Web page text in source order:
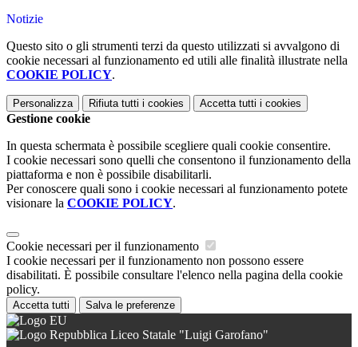
Notizie
Questo sito o gli strumenti terzi da questo utilizzati si avvalgono di
cookie necessari al funzionamento ed utili alle finalità illustrate nella
COOKIE POLICY.
Personalizza Rifiuta tutti i cookies Accetta tutti i cookies
Gestione cookie
In questa schermata è possibile scegliere quali cookie consentire.
I cookie necessari sono quelli che consentono il funzionamento della
piattaforma e non è possibile disabilitarli.
Per conoscere quali sono i cookie necessari al funzionamento potete
visionare la COOKIE POLICY.
Cookie necessari per il funzionamento
I cookie necessari per il funzionamento non possono essere
disabilitati. È possibile consultare l'elenco nella pagina della cookie
policy.
Accetta tutti Salva le preferenze
Liceo Statale "Luigi Garofano"